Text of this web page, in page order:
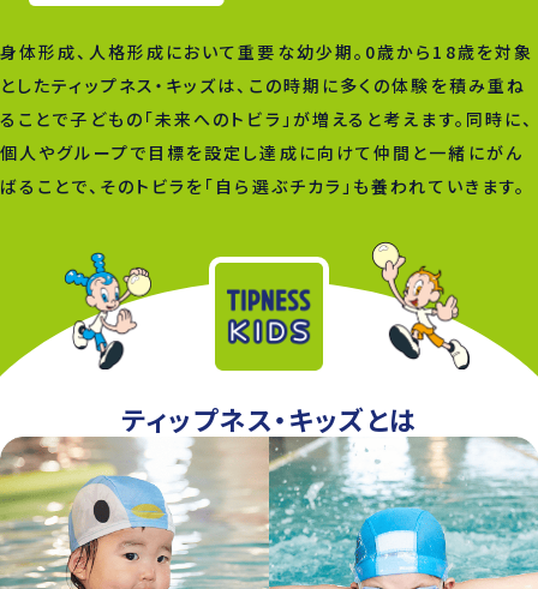
身体形成、人格形成において重要な幼少期。0歳から18歳を対象
としたティップネス・キッズは、この時期に多くの体験を積み重ね
ることで子どもの「未来へのトビラ」が増えると考えます。同時に、
個人やグループで目標を設定し達成に向けて仲間と一緒にがん
ばることで、そのトビラを「自ら選ぶチカラ」も養われていきます。
ティップネス・キッズとは